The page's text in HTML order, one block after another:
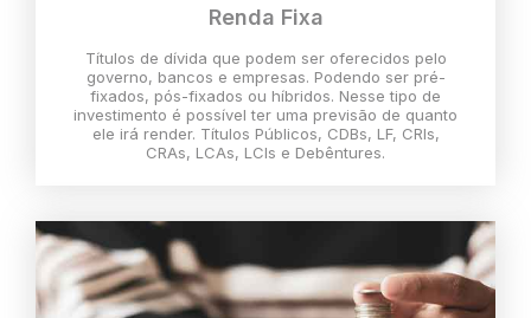
Renda Fixa
Títulos de dívida que podem ser oferecidos pelo
governo, bancos e empresas. Podendo ser pré-
fixados, pós-fixados ou híbridos. Nesse tipo de
investimento é possível ter uma previsão de quanto
ele irá render. Títulos Públicos, CDBs, LF, CRIs,
CRAs, LCAs, LCIs e Debêntures.